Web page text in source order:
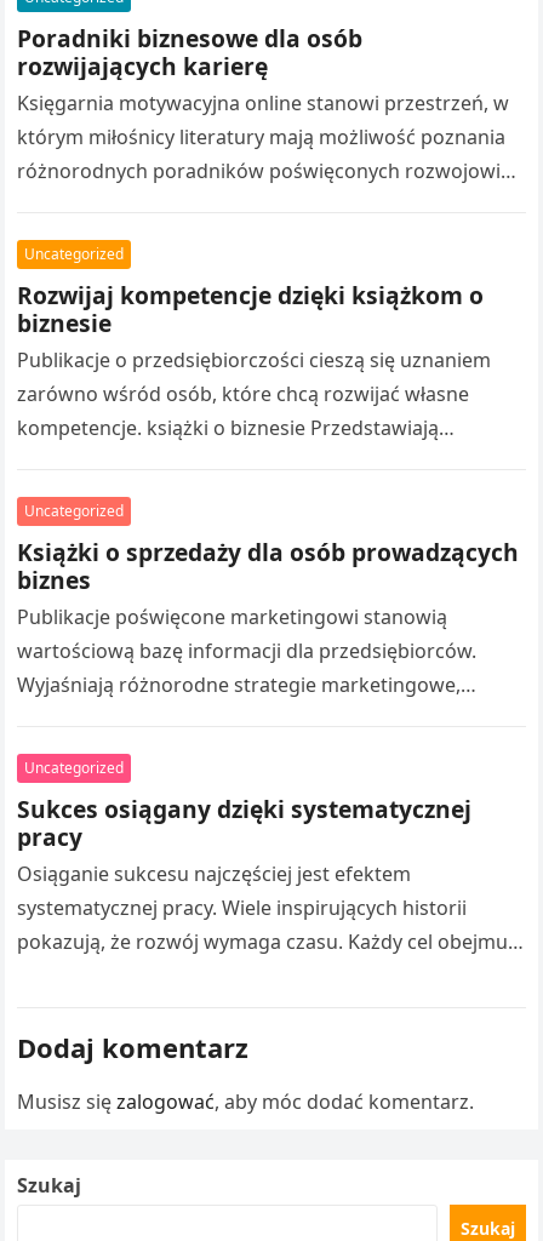
rozwój osobisty…
Poradniki biznesowe dla osób
rozwijających karierę
Księgarnia motywacyjna online stanowi przestrzeń, w
którym miłośnicy literatury mają możliwość poznania
różnorodnych poradników poświęconych rozwojowi
motywacyjne, pomagają poznawać nowe zagadnienia.
Nowoczesne…
Uncategorized
Rozwijaj kompetencje dzięki książkom o
biznesie
Publikacje o przedsiębiorczości cieszą się uznaniem
zarówno wśród osób, które chcą rozwijać własne
kompetencje. książki o biznesie Przedstawiają
organizacją pracy oraz osiąganiem…
Uncategorized
Książki o sprzedaży dla osób prowadzących
biznes
Publikacje poświęcone marketingowi stanowią
wartościową bazę informacji dla przedsiębiorców.
Wyjaśniają różnorodne strategie marketingowe,
pozyskiwaniem klientów. Czytanie takich publikacji
umożliwia rozszerzaniu wiedzy z…
Uncategorized
Sukces osiągany dzięki systematycznej
pracy
Osiąganie sukcesu najczęściej jest efektem
systematycznej pracy. Wiele inspirujących historii
pokazują, że rozwój wymaga czasu. Każdy cel obejmuje
Dodaj komentarz
Musisz sięzalogować, aby móc dodać komentarz.
Szukaj
Szukaj